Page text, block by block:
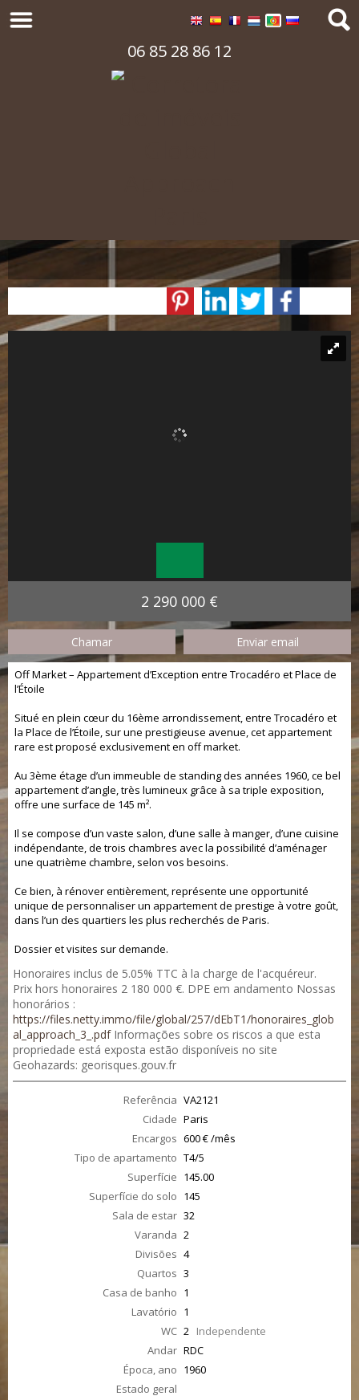
06 85 28 86 12
2 290 000 €
Chamar Enviar email
Off Market – Appartement d’Exception entre Trocadéro et Place de
l’Étoile
Situé en plein cœur du 16ème arrondissement, entre Trocadéro et
la Place de l’Étoile, sur une prestigieuse avenue, cet appartement
rare est proposé exclusivement en off market.
Au 3ème étage d’un immeuble de standing des années 1960, ce bel
appartement d’angle, très lumineux grâce à sa triple exposition,
offre une surface de 145 m².
Il se compose d’un vaste salon, d’une salle à manger, d’une cuisine
indépendante, de trois chambres avec la possibilité d’aménager
une quatrième chambre, selon vos besoins.
Ce bien, à rénover entièrement, représente une opportunité
unique de personnaliser un appartement de prestige à votre goût,
dans l’un des quartiers les plus recherchés de Paris.
Dossier et visites sur demande.
Honoraires inclus de 5.05% TTC à la charge de l'acquéreur.
Prix hors honoraires 2 180 000 €. DPE em andamento Nossas
honorários :
https://files.netty.immo/file/global/257/dEbT1/honoraires_glob
al_approach_3_.pdfInformações sobre os riscos a que esta
propriedade está exposta estão disponíveis no site
Geohazards: georisques.gouv.fr
Referência VA2121
Cidade Paris
Encargos 600 € /mês
Tipo de apartamento T4/5
Superfície 145.00
Superfície do solo 145
Sala de estar 32
Varanda 2
Divisões 4
Quartos 3
Casa de banho 1
Lavatório 1
WC 2 Independente
Andar RDC
Época, ano 1960
Estado geral